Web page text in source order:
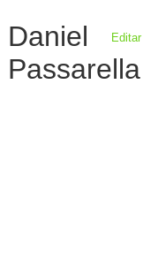
Daniel
Passarella
Editar